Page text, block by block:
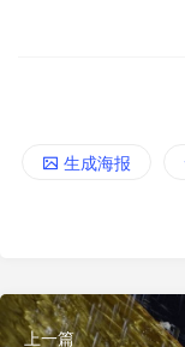
生成海报
上一篇